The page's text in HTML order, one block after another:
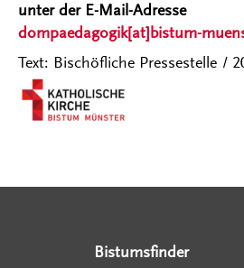
unter der E-Mail-Adresse
dompaedagogik[at]bistum-
Text: Bischöfliche Pressestelle /
Kontakt:Pressestelle[at]bistum-
Bistumsfinder